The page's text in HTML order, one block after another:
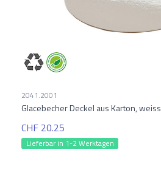
2041.2001
Glacebecher Deckel aus Karton, weiss
CHF 20.25
Lieferbar in 1-2 Werktagen